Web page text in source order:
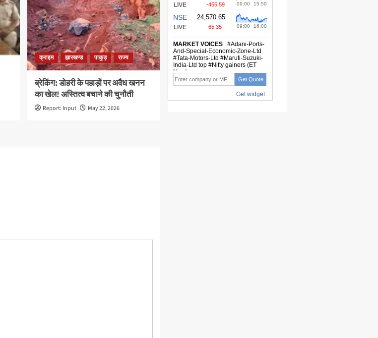
क्राइम झारखण्ड पाकुड़ राज्य
ब्रेकिंग: डोहरी के पहाड़ों पर अवैध खनन
का खेल! अस्तित्व बचाने की चुनौती
Report: Input May 22, 2026